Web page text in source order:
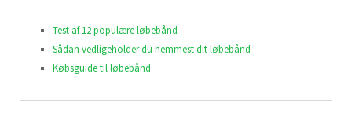
Test af 12 populære løbebånd
Sådan vedligeholder du nemmest dit løbebånd
Købsguide til løbebånd